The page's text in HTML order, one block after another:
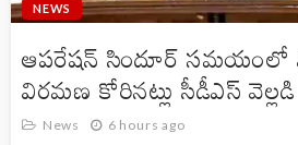
NEWS
ఆపరేషన్‌ సిందూర్‌ సమయంలో
విరమణ కోరినట్లు సీడీఎస్‌ వెల్లడి
News 6 hours ago